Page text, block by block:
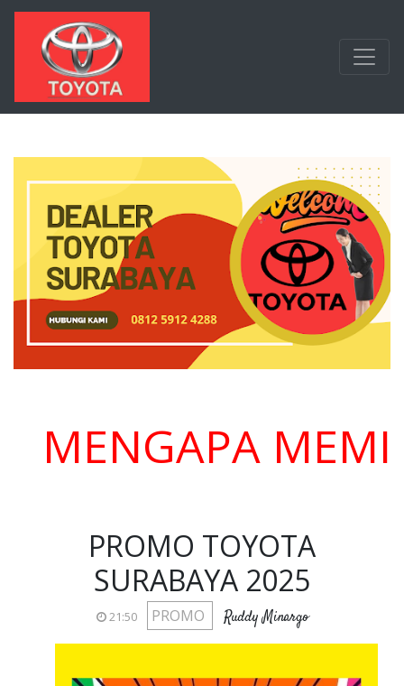
Langsung ke konten utama
MEMILIH
PROMO TOYOTA
SURABAYA 2025
21:50 PROMO Ruddy Minargo